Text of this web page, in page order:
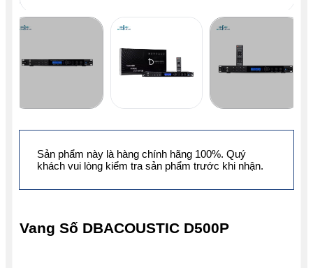
Vang Số DBACOUSTIC D500P
Sản phẩm này là hàng chính hãng 100%. Quý
khách vui lòng kiểm tra sản phẩm trước khi nhận.